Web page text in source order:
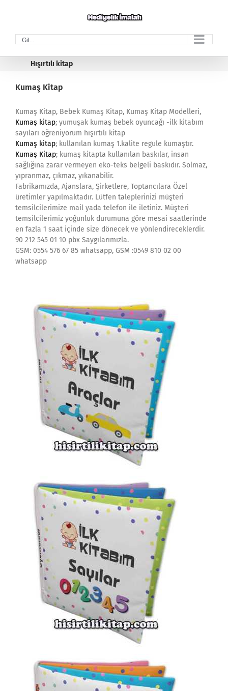
Git...
Hışırtılı kitap
Kumaş Kitap
Kumaş Kitap, Bebek Kumaş Kitap, Kumaş Kitap Modelleri,
Kumaş kitap; yumuşak kumaş bebek oyuncağı -ilk kitabım
sayıları öğreniyorum hışırtılı kitap
Kumaş kitap; kullanılan kumaş 1.kalite regule kumaştır.
Kumaş Kitap; kumaş kitapta kullanılan baskılar, insan
sağlığına zarar vermeyen eko-teks belgeli baskıdır. Solmaz,
yıpranmaz, çıkmaz, yıkanabilir.
Fabrikamızda, Ajanslara, Şirketlere, Toptancılara Özel
üretimler yapılmaktadır. Lütfen taleplerinizi müşteri
temsilcilerimize mail yada telefon ile iletiniz. Müşteri
temsilcilerimiz yoğunluk durumuna göre mesai saatlerinde
en fazla 1 saat içinde size dönecek ve yönlendireceklerdir.
90 212 545 01 10 pbx Saygılarımızla.
GSM: 0554 576 67 85 whatsapp, GSM :0549 810 02 00
whatsapp